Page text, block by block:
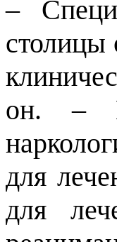
–
столицы
он. – В
для
для